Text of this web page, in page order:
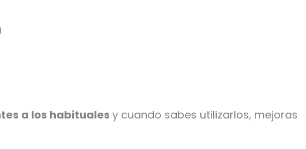
a los habituales y cuando sabes utilizarlos, mejoras